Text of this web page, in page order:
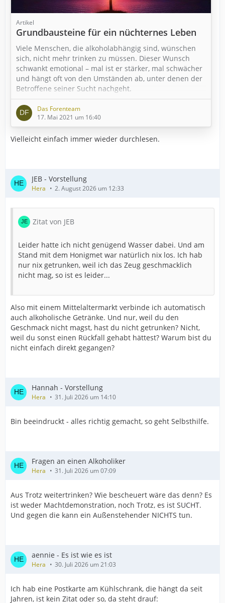
Artikel
Grundbausteine für ein nüchternes Leben
Viele Menschen, die alkoholabhängig sind, wünschen
sich, nicht mehr trinken zu müssen. Dieser Wunsch
schwankt emotional – mal ist er stärker, mal schwächer
und hängt oft von den Umständen ab, unter denen der
Betroffene seiner Sucht nachgeht.
Das Forenteam
17. Mai 2021 um 16:40
Vielleicht einfach immer wieder durchlesen.
JEB - Vorstellung
Hera 2. August 2026 um 12:33
Zitat von JEB
Leider hatte ich nicht genügend Wasser dabei. Und am
Stand mit dem Honigmet war natürlich nix los. Ich hab
nur nix getrunken, weil ich das Zeug geschmacklich
nicht mag, so ist es leider...
Also mit einem Mittelaltermarkt verbinde ich automatisch
auch alkoholische Getränke. Und nur, weil du den
Geschmack nicht magst, hast du nicht getrunken? Nicht,
weil du sonst einen Rückfall gehabt hättest? Warum bist du
nicht einfach direkt gegangen?
Hannah - Vorstellung
Hera 31. Juli 2026 um 14:10
Bin beeindruckt - alles richtig gemacht, so geht Selbsthilfe.
Fragen an einen Alkoholiker
Hera 31. Juli 2026 um 07:09
Aus Trotz weitertrinken? Wie bescheuert wäre das denn? Es
ist weder Machtdemonstration, noch Trotz, es ist SUCHT.
Und gegen die kann ein Außenstehender NICHTS tun.
aennie - Es ist wie es ist
Hera 30. Juli 2026 um 21:03
Ich hab eine Postkarte am Kühlschrank, die hängt da seit
Jahren, ist kein Zitat oder so, da steht drauf: